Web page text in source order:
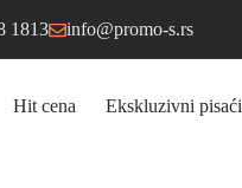
1813
info@promo-s.rs
Hit cena Ekskluzivni